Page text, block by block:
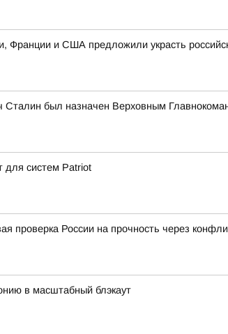
Франции и США предложили украсть
Сталин был назначен Верховным
для систем Patriot
России на прочность через
в масштабный блэкаут